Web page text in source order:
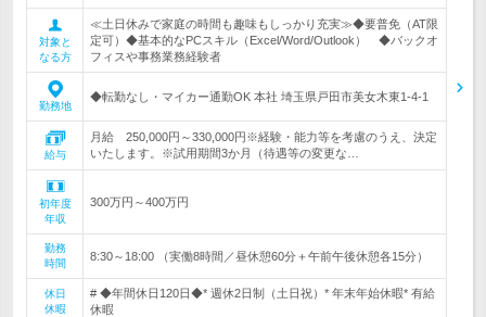
対象と
なる方
≪土日休みで家庭の時間も趣味もしっかり充実≫◆要普免（AT限
定可）◆基本的なPCスキル（Excel/Word/Outlook） ◆バックオ
フィスや事務業務経験者
勤務地
◆転勤なし・マイカー通勤OK 本社 埼玉県戸田市美女木東1-4-1
給与
月給 250,000円～330,000円※経験・能力等を考慮のうえ、決定
いたします。※試用期間3か月（待遇等の変更な…
初年度
年収
300万円～400万円
勤務
時間
8:30～18:00 （実働8時間／昼休憩60分＋午前午後休憩各15分）
休日
休暇
# ◆年間休日120日◆* 週休2日制（土日祝）* 年末年始休暇* 有給
休暇